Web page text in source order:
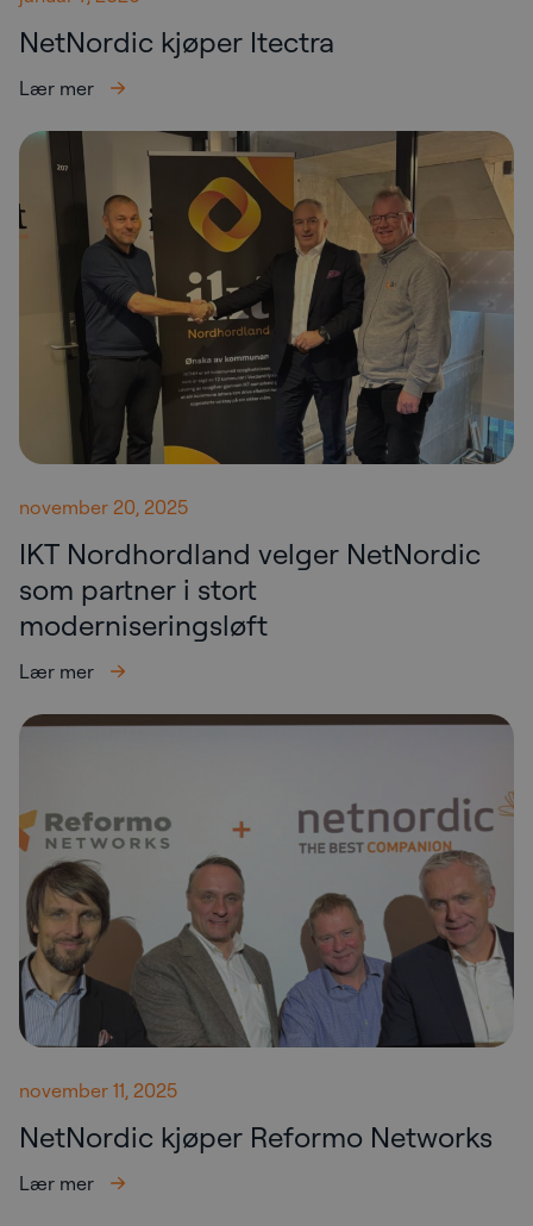
NetNordic kjøper Itectra
Lær mer
november 20, 2025
IKT Nordhordland velger NetNordic
som partner i stort
moderniseringsløft
Lær mer
november 11, 2025
NetNordic kjøper Reformo Networks
Lær mer